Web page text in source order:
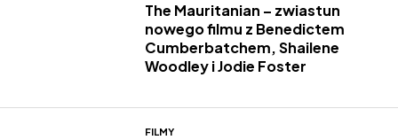
The Mauritanian – zwiastun
nowego filmu z Benedictem
Cumberbatchem, Shailene
Woodley i Jodie Foster
FILMY